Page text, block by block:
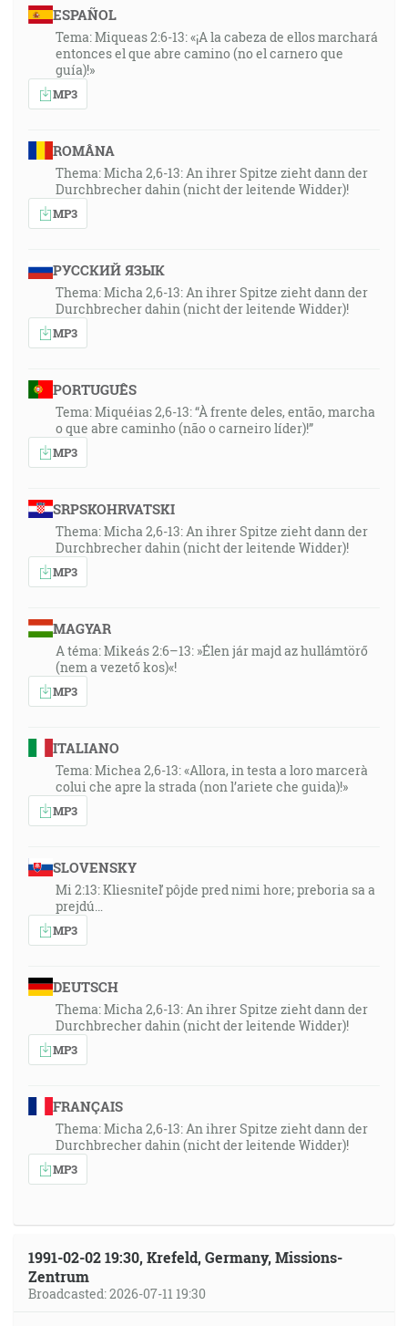
ESPAÑOL
Tema: Miqueas 2:6-13: «¡A la cabeza de ellos marchará
entonces el que abre camino (no el carnero que
guía)!»
MP3
ROMÂNA
Thema: Micha 2,6-13: An ihrer Spitze zieht dann der
Durchbrecher dahin (nicht der leitende Widder)!
MP3
РУССКИЙ ЯЗЫК
Thema: Micha 2,6-13: An ihrer Spitze zieht dann der
Durchbrecher dahin (nicht der leitende Widder)!
MP3
PORTUGUÊS
Tema: Miquéias 2,6-13: “À frente deles, então, marcha
o que abre caminho (não o carneiro líder)!”
MP3
SRPSKOHRVATSKI
Thema: Micha 2,6-13: An ihrer Spitze zieht dann der
Durchbrecher dahin (nicht der leitende Widder)!
MP3
MAGYAR
A téma: Mikeás 2:6–13: »Élen jár majd az hullámtörő
(nem a vezető kos)«!
MP3
ITALIANO
Tema: Michea 2,6-13: «Allora, in testa a loro marcerà
colui che apre la strada (non l’ariete che guida)!»
MP3
SLOVENSKY
Mi 2:13: Kliesniteľ pôjde pred nimi hore; preboria sa a
prejdú…
MP3
DEUTSCH
Thema: Micha 2,6-13: An ihrer Spitze zieht dann der
Durchbrecher dahin (nicht der leitende Widder)!
MP3
FRANÇAIS
Thema: Micha 2,6-13: An ihrer Spitze zieht dann der
Durchbrecher dahin (nicht der leitende Widder)!
MP3
1991-02-02 19:30, Krefeld, Germany, Missions-
Zentrum
Broadcasted: 2026-07-11 19:30